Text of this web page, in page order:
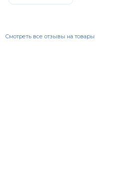
Смотреть все отзывы на товары